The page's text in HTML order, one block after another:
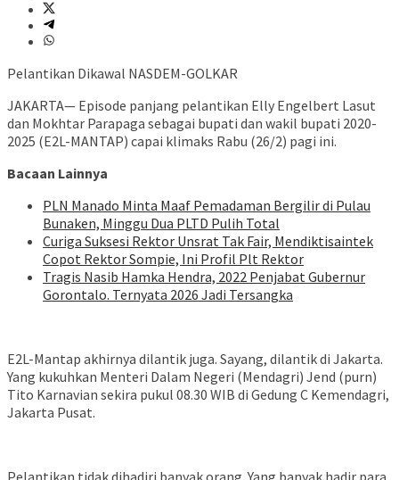
Pelantikan Dikawal NASDEM-GOLKAR
JAKARTA— Episode panjang pelantikan Elly Engelbert Lasut
dan Mokhtar Parapaga sebagai bupati dan wakil bupati 2020-
2025 (E2L-MANTAP) capai klimaks Rabu (26/2) pagi ini.
Bacaan Lainnya
PLN Manado Minta Maaf Pemadaman Bergilir di Pulau
Bunaken, Minggu Dua PLTD Pulih Total
Curiga Suksesi Rektor Unsrat Tak Fair, Mendiktisaintek
Copot Rektor Sompie, Ini Profil Plt Rektor
Tragis Nasib Hamka Hendra, 2022 Penjabat Gubernur
Gorontalo. Ternyata 2026 Jadi Tersangka
E2L-Mantap akhirnya dilantik juga. Sayang, dilantik di Jakarta.
Yang kukuhkan Menteri Dalam Negeri (Mendagri) Jend (purn)
Tito Karnavian sekira pukul 08.30 WIB di Gedung C Kemendagri,
Jakarta Pusat.